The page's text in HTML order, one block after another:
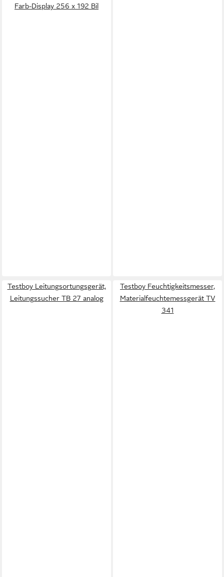
Farb-Display 256 x 192 Bil
Testboy Leitungsortungsgerät,
Leitungssucher TB 27 analog
Testboy Feuchtigkeitsmesser,
Materialfeuchtemessgerät TV
341